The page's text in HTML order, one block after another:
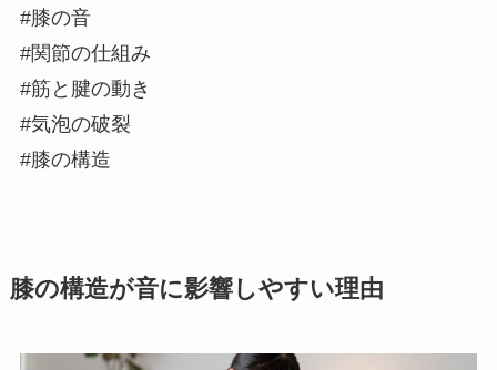
#膝の音
#関節の仕組み
#筋と腱の動き
#気泡の破裂
#膝の構造
膝の構造が音に影響しやすい理由